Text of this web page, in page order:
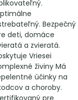
Bezpečný
deti, domáce
a zvieratá.
Vriesei
živiny Má
účinky na
a choroby.
pre